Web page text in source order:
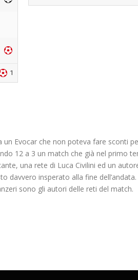
1
Evocar che non poteva fare sconti
12 a 3 un match che già nel primo
una rete di Luca Civilini ed un
insperato alla fine
sono gli autori delle reti del match.